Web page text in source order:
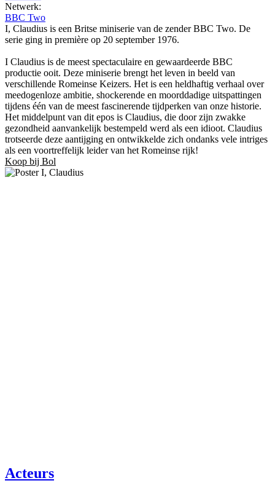
Netwerk:
BBC Two
I, Claudius is een Britse miniserie van de zender BBC Two. De
serie ging in première op 20 september 1976.
I Claudius is de meest spectaculaire en gewaardeerde BBC
productie ooit. Deze miniserie brengt het leven in beeld van
verschillende Romeinse Keizers. Het is een heldhaftig verhaal over
meedogenloze ambitie, shockerende en moorddadige uitspattingen
tijdens één van de meest fascinerende tijdperken van onze historie.
Het middelpunt van dit epos is Claudius, die door zijn zwakke
gezondheid aanvankelijk bestempeld werd als een idioot. Claudius
trotseerde deze aantijging en ontwikkelde zich ondanks vele intriges
als een voortreffelijk leider van het Romeinse rijk!
Koop bij Bol
Acteurs